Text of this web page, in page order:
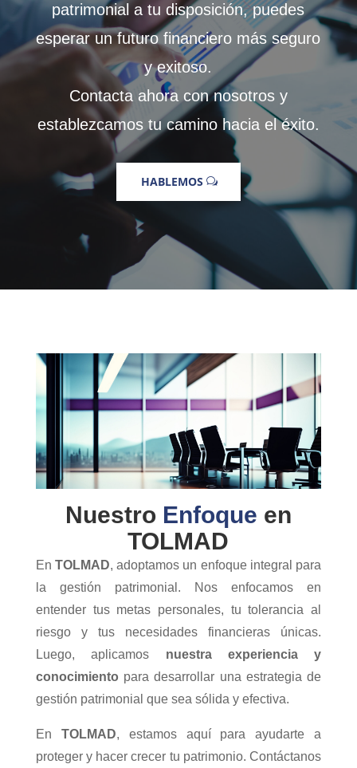
patrimonial a tu disposición, puedes
esperar un futuro financiero más seguro
y exitoso.
Contacta ahora con nosotros y
establezcamos tu camino hacia el éxito.
HABLEMOS
Nuestro Enfoque en
TOLMAD
EnTOLMAD, adoptamos un enfoque integral para
la gestión patrimonial. Nos enfocamos en
entender tus metas personales, tu tolerancia al
riesgo y tus necesidades financieras únicas.
Luego, aplicamos nuestra experiencia y
conocimiento para desarrollar una estrategia de
gestión patrimonial que sea sólida y efectiva.
En TOLMAD, estamos aquí para ayudarte a
proteger y hacer crecer tu patrimonio. Contáctanos